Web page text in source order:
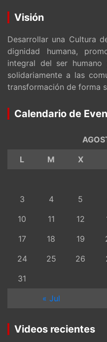
Visión
Desarrollar una Cultura
dignidad humana,
integral del ser
solidariamente a las
transformación de forma
Calendario de
L
M X
3
4 5
10
11 12
17
18 19
24
25 26
31
« Jul
Videos recientes